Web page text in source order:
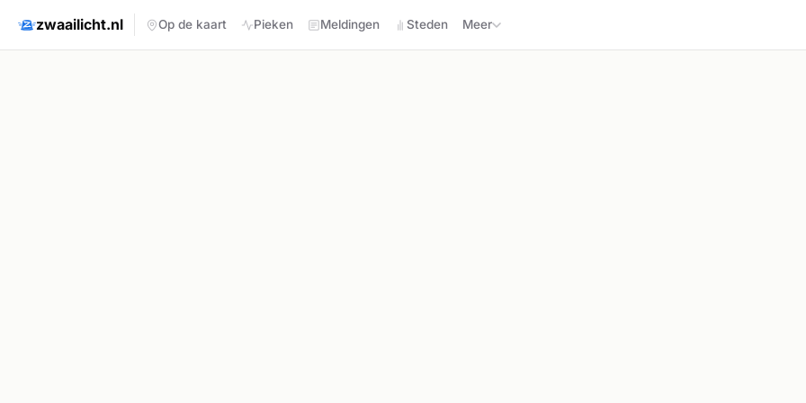
zwaailicht.nl Op de kaart Pieken Meldingen Steden Meer